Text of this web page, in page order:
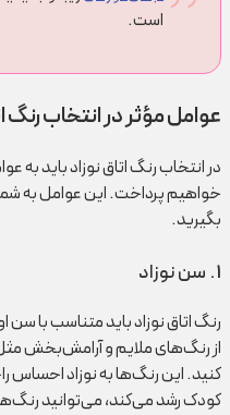
است.
عوامل مؤثر در انتخاب رنگ
در انتخاب رنگ اتاق نوزاد باید به
خواهیم پرداخت. این عوامل به
بگیرید.
1 . سن نوزاد
رنگ اتاق نوزاد باید متناسب با
از رنگ‌های ملایم و آرامش‌بخش
کنید. این رنگ‌ها به نوزاد احساس
کودک رشد می‌کند، می‌توانید